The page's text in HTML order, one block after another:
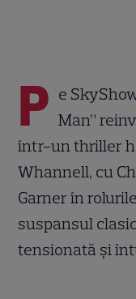
P e
Man”
într-un thriller
Whannell, cu
Garner în
suspansul
tensionată și